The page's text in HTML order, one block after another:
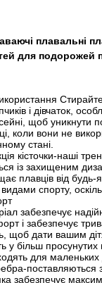
плавальні
для подорожей
і дівчаток,
щоб уникнути
коли вони не
стані.
кісточки-наші
із захищеним
плавців від будь-
спорту,
забезпечує
і забезпечує
щоб дати вашим
у більш просунутих
для маленьких
поставляються
забезпечує